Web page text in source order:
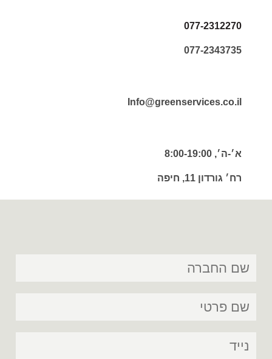
077-2312270
077-2343735
Info@greenservices.co.il
א׳-ה׳, 8:00-19:00
רח׳ גורדון 11, חיפה